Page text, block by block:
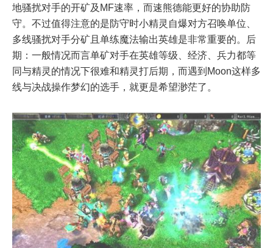
地骚扰对手的开矿及MF速率，而速熊德能更好的协助防
守。不过值得注意的是防守时小精灵自爆对方召唤单位、
多线骚扰对手分矿且单练魔法输出英雄是非常重要的。后
期：一般情况而言单矿对手在英雄等级、经济、兵力都等
同与精灵的情况下很难和精灵打后期，而遇到Moon这样多
线与决战操作梦幻的选手，就更是希望渺茫了。